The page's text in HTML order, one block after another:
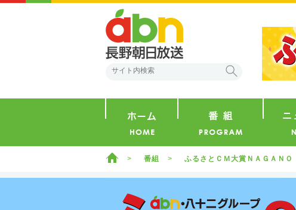
ホーム 番組 ふるさとＣＭ大賞ＮＡＧＡＮＯ